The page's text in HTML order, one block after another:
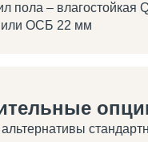
пола – влагостойкая
или ОСБ 22 мм